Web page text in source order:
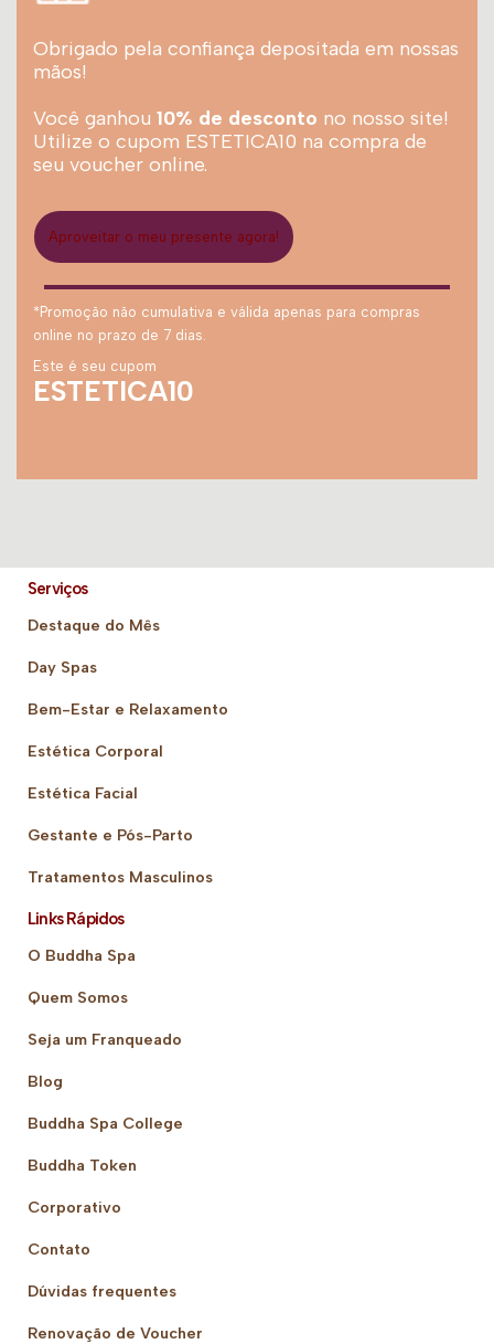
Obrigado pela confiança depositada em nossas
mãos!
Você ganhou 10% de desconto no nosso site!
Utilize o cupom ESTETICA10 na compra de
seu voucher online.
Aproveitar o meu presente agora!
*Promoção não cumulativa e válida apenas para compras
online no prazo de 7 dias.
Este é seu cupom
ESTETICA10
Serviços
Destaque do Mês
Day Spas
Bem-Estar e Relaxamento
Estética Corporal
Estética Facial
Gestante e Pós-Parto
Tratamentos Masculinos
Links Rápidos
O Buddha Spa
Quem Somos
Seja um Franqueado
Blog
Buddha Spa College
Buddha Token
Corporativo
Contato
Dúvidas frequentes
Renovação de Voucher